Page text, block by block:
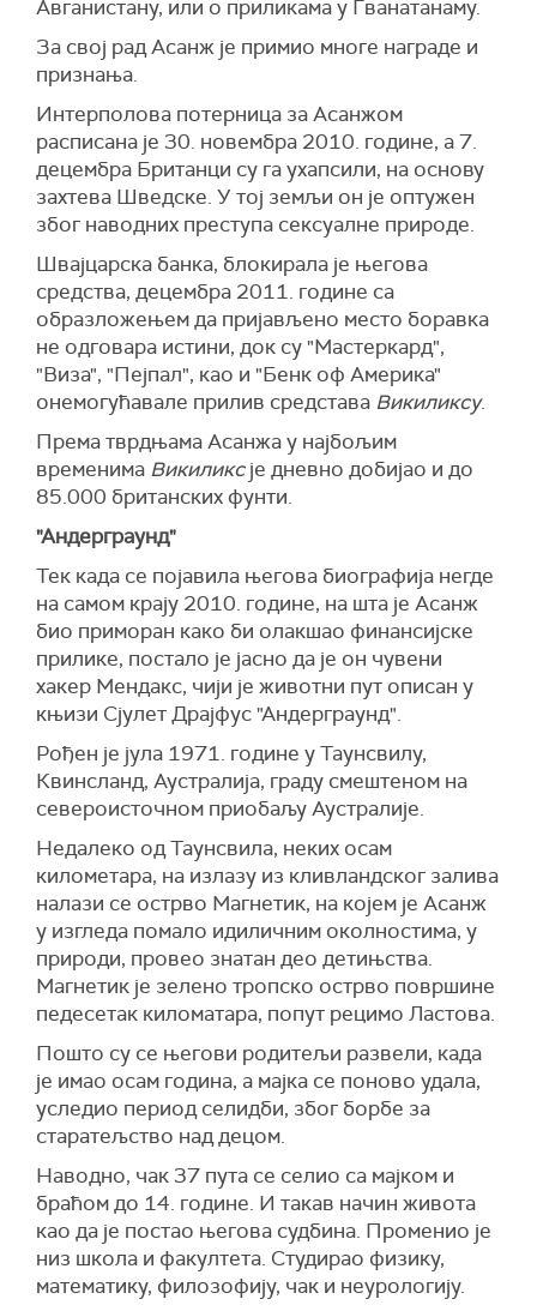
Авганистану, или о приликама у Гванатанаму.
За свој рад Асанж је примио многе награде и
признања.
Интерполова потерница за Асанжом
расписана је 30. новембра 2010. године, а 7.
децембра Британци су га ухапсили, на основу
захтева Шведске. У тој земљи он је оптужен
због наводних преступа сексуалне природе.
Швајцарска банка, блокирала је његова
средства, децембра 2011. године са
образложењем да пријављено место боравка
не одговара истини, док су "Мастеркард",
"Виза", "Пејпал", као и "Бенк оф Америка"
онемогућавале прилив средстава Викиликсу.
Према тврдњама Асанжа у најбољим
временима Викиликсје дневно добијао и до
85.000 британских фунти.
"Андерграунд"
Тек када се појавила његова биографија негде
на самом крају 2010. године, на шта је Асанж
био приморан како би олакшао финансијске
прилике, постало је јасно да је он чувени
хакер Мендакс, чији је животни пут описан у
књизи Сјулет Драјфус "Андерграунд".
Рођен је јула 1971. године у Таунсвилу,
Квинсланд, Аустралија, граду смештеном на
североисточном приобаљу Аустралије.
Недалеко од Таунсвила, неких осам
километара, на излазу из кливландског залива
налази се острво Магнетик, на којем је Асанж
у изгледа помало идиличним околностима, у
природи, провео знатан део детињства.
Магнетик је зелено тропско острво површине
педесетак киломатара, попут рецимо Ластова.
Пошто су се његови родитељи развели, када
је имао осам година, а мајка се поново удала,
уследио период селидби, због борбе за
старатељство над децом.
Наводно, чак 37 пута се селио са мајком и
браћом до 14. године. И такав начин живота
као да је постао његова судбина. Променио је
низ школа и факултета. Студирао физику,
математику, филозофију, чак и неурологију.